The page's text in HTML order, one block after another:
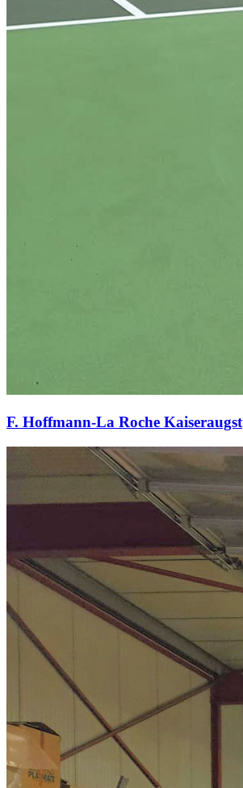
F. Hoffmann-La Roche Kaiseraugst